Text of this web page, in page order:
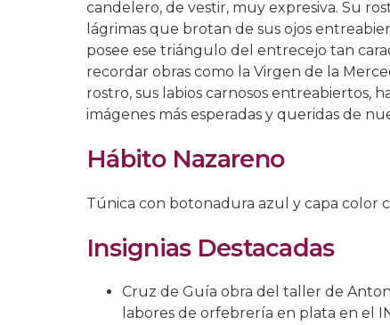
candelero, de vestir, muy expresiva. Su
lágrimas que brotan de sus ojos
posee ese triángulo del entrecejo tan
recordar obras como la Virgen de la
rostro, sus labios carnosos entreabiertos,
imágenes más esperadas y queridas de
Hábito Nazareno
Túnica con botonadura azul y capa color
Insignias Destacadas
Cruz de Guía obra del taller de
labores de orfebrería en plata en el